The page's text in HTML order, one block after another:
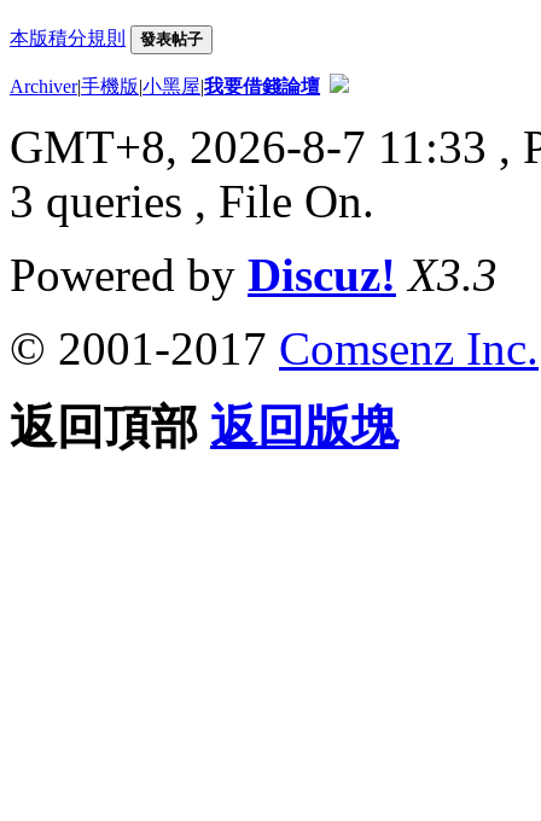
本版積分規則 發表帖子
Archiver|手機版|小黑屋|我要借錢論壇
GMT+8, 2026-8-7 11:33 ,
3 queries , File On.
Powered by Discuz! X3.3
© 2001-2017 Comsenz Inc.
返回頂部 返回版塊